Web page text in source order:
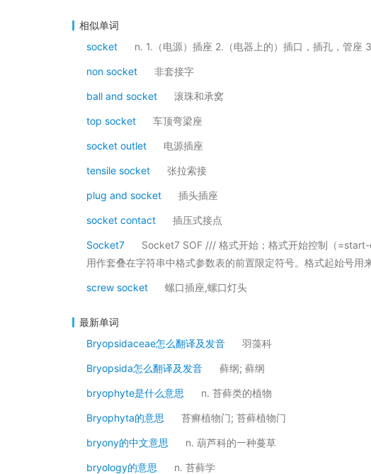
相似单词
socket
n. 1.（电源）插座 2.（电器上的）插口，插孔，管座
non socket 非套接字
ball and socket 滚珠和承窝
top socket 车顶弯梁座
socket outlet 电源插座
tensile socket 张拉索接
plug and socket 插头插座
socket contact 插压式接点
Socket7
Socket7 SOF /// 格式开始；格式开始控制（
用作套叠在字符串中格式参数表的前置限定符号。格式起始号用
screw socket 螺口插座,螺口灯头
最新单词
Bryopsidaceae怎么翻译及发音
羽藻科
Bryopsida怎么翻译及发音 藓纲; 藓纲
bryophyte是什么意思 n. 苔藓类的植物
Bryophyta的意思 苔癣植物门; 苔藓植物门
bryony的中文意思 n. 葫芦科的一种蔓草
bryology的意思 n. 苔藓学